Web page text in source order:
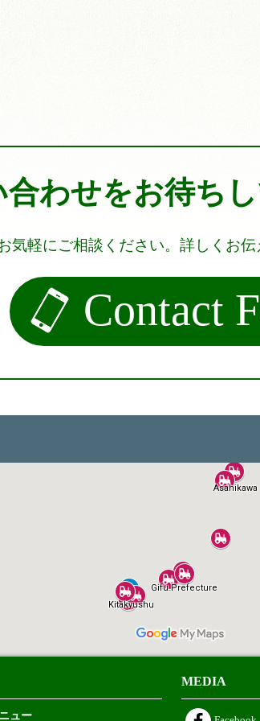
わせをお待ち
気軽にご相談ください。詳しくお伝
Contact
ュー
MEDIA